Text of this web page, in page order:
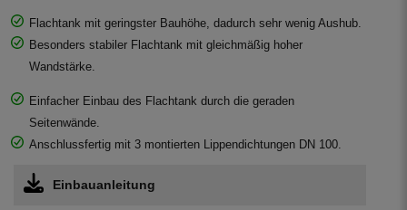
Flachtank mit geringster Bauhöhe, dadurch sehr wenig Aushub.
Besonders stabiler Flachtank mit gleichmäßig hoher
Wandstärke.
Einfacher Einbau des Flachtank durch die geraden
Seitenwände.
Anschlussfertig mit 3 montierten Lippendichtungen DN 100.
Einbauanleitung